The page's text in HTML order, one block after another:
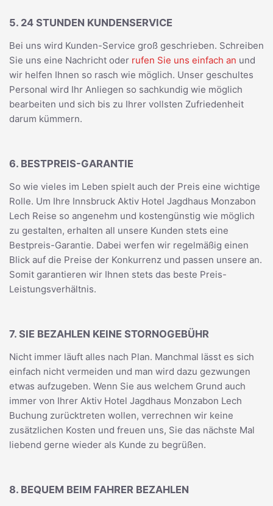
5. 24 STUNDEN KUNDENSERVICE
Bei uns wird Kunden-Service groß geschrieben. Schreiben
Sie uns eine Nachricht oder rufen Sie uns einfach an und
wir helfen Ihnen so rasch wie möglich. Unser geschultes
Personal wird Ihr Anliegen so sachkundig wie möglich
bearbeiten und sich bis zu Ihrer vollsten Zufriedenheit
darum kümmern.
6. BESTPREIS-GARANTIE
So wie vieles im Leben spielt auch der Preis eine wichtige
Rolle. Um Ihre Innsbruck Aktiv Hotel Jagdhaus Monzabon
Lech Reise so angenehm und kostengünstig wie möglich
zu gestalten, erhalten all unsere Kunden stets eine
Bestpreis-Garantie. Dabei werfen wir regelmäßig einen
Blick auf die Preise der Konkurrenz und passen unsere an.
Somit garantieren wir Ihnen stets das beste Preis-
Leistungsverhältnis.
7. SIE BEZAHLEN KEINE STORNOGEBÜHR
Nicht immer läuft alles nach Plan. Manchmal lässt es sich
einfach nicht vermeiden und man wird dazu gezwungen
etwas aufzugeben. Wenn Sie aus welchem Grund auch
immer von Ihrer Aktiv Hotel Jagdhaus Monzabon Lech
Buchung zurücktreten wollen, verrechnen wir keine
zusätzlichen Kosten und freuen uns, Sie das nächste Mal
liebend gerne wieder als Kunde zu begrüßen.
8. BEQUEM BEIM FAHRER BEZAHLEN